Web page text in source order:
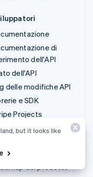
di
dell'API
dell'API
delle modifiche API
e SDK
Projects
degli sviluppatori
but it looks like